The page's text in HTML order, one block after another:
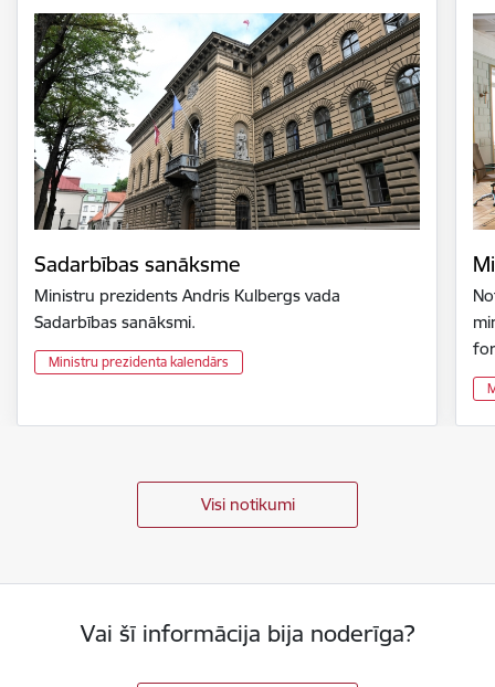
Sadarbības sanāksme
Ministru prezidents Andris Kulbergs vada
Sadarbības sanāksmi.
Ministru prezidenta kalendārs
Visi notikumi
Vai šī informācija bija noderīga?